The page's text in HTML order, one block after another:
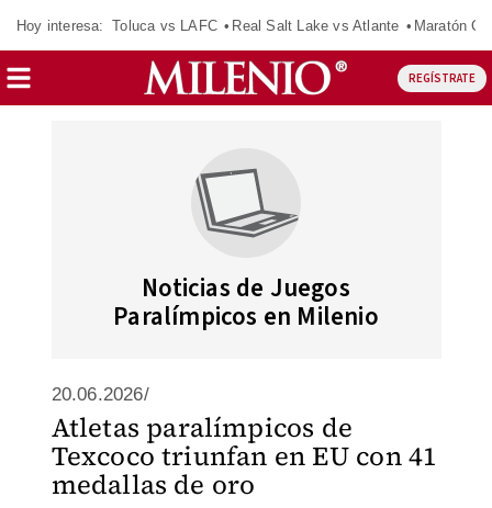
Hoy interesa: Toluca vs LAFC Real Salt Lake vs Atlante Maratón
REGÍSTRATE
Noticias de Juegos
Paralímpicos en Milenio
20.06.2026/
Atletas paralímpicos de
Texcoco triunfan en EU con 41
medallas de oro